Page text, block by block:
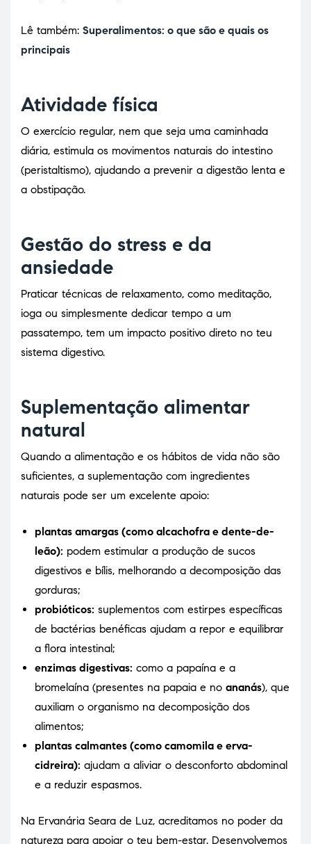
Lê também: Superalimentos: o que são e quais os
principais
Atividade física
O exercício regular, nem que seja uma caminhada
diária, estimula os movimentos naturais do intestino
(peristaltismo), ajudando a prevenir a digestão lenta e
a obstipação.
Gestão do stress e da
ansiedade
Praticar técnicas de relaxamento, como meditação,
ioga ou simplesmente dedicar tempo a um
passatempo, tem um impacto positivo direto no teu
sistema digestivo.
Suplementação alimentar
natural
Quando a alimentação e os hábitos de vida não são
suficientes, a suplementação com ingredientes
naturais pode ser um excelente apoio:
plantas amargas (como alcachofra e dente-de-
leão): podem estimular a produção de sucos
digestivos e bílis, melhorando a decomposição das
gorduras;
probióticos: suplementos com estirpes específicas
de bactérias benéficas ajudam a repor e equilibrar
a flora intestinal;
enzimas digestivas: como a papaína e a
bromelaína (presentes na papaia e no ananás), que
auxiliam o organismo na decomposição dos
alimentos;
plantas calmantes (como camomila e erva-
cidreira): ajudam a aliviar o desconforto abdominal
e a reduzir espasmos.
Na Ervanária Seara de Luz, acreditamos no poder da
natureza para apoiar o teu bem-estar. Desenvolvemos